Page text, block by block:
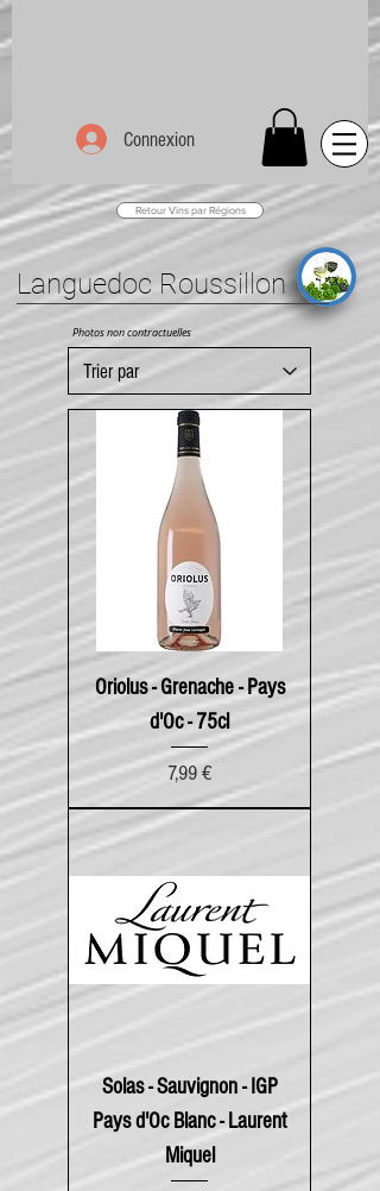
Connexion
Retour Vins par Régions
Languedoc Roussillon
Photos non contractuelles
Oriolus - Grenache - Pays
d'Oc - 75cl
Prix
7,99 €
Solas - Sauvignon - IGP
Pays d'Oc Blanc - Laurent
Miquel